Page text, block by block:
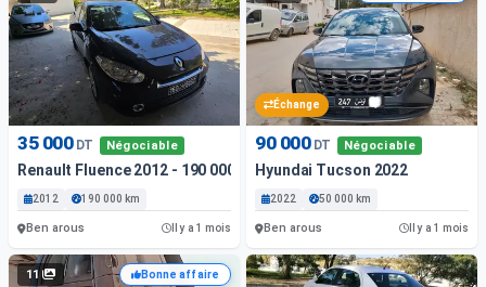
35 000 DT Négociable
Renault Fluence 2012 - 190 000 Km - Diesel
2012 190 000 km
Ben arous Il y a 1 mois
Échange
90 000 DT Négociable
Hyundai Tucson 2022
2022 50 000 km
Ben arous Il y a 1 mois
11 Bonne affaire